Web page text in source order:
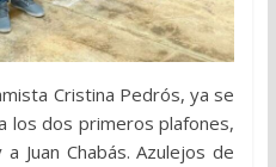
Cristina Pedrós, ya se
los dos primeros plafones,
Juan Chabás. Azulejos de